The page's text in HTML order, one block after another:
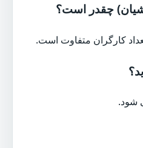
(شیان) چقدر است؟
کارگران متفاوت است.
شود.